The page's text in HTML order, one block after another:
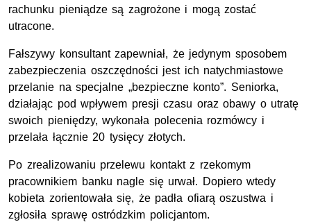
rachunku pieniądze są zagrożone i mogą zostać
utracone.
Fałszywy konsultant zapewniał, że jedynym sposobem
zabezpieczenia oszczędności jest ich natychmiastowe
przelanie na specjalne „bezpieczne konto”. Seniorka,
działając pod wpływem presji czasu oraz obawy o utratę
swoich pieniędzy, wykonała polecenia rozmówcy i
przelała łącznie 20 tysięcy złotych.
Po zrealizowaniu przelewu kontakt z rzekomym
pracownikiem banku nagle się urwał. Dopiero wtedy
kobieta zorientowała się, że padła ofiarą oszustwa i
zgłosiła sprawę ostródzkim policjantom.